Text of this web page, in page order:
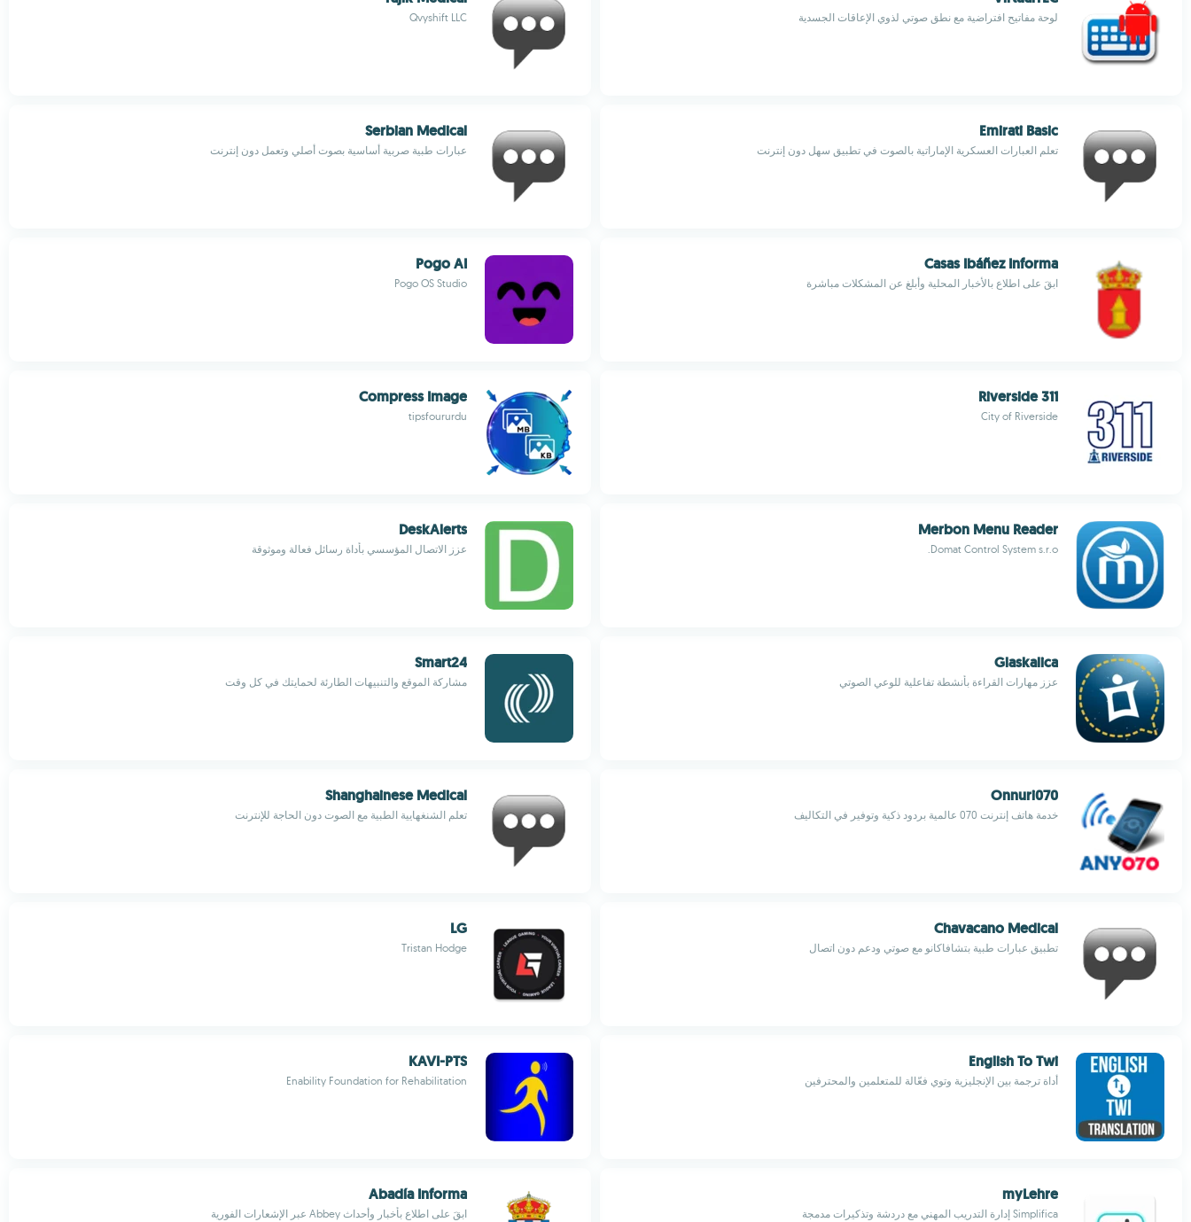
لوحة مفاتيح افتراضية مع نطق صوتي لذوي الإعاقات الجسدية Qvyshift LLC
Emirati Basic
تعلم العبارات العسكرية الإماراتية بالصوت في تطبيق سهل دون إنترنت
Serbian Medical
عبارات طبية صربية أساسية بصوت أصلي وتعمل دون إنترنت
Casas Ibáñez Informa
ابقَ على اطلاع بالأخبار المحلية وأبلغ عن المشكلات مباشرة
Pogo AI
Pogo OS Studio
311 Riverside
City of Riverside
Compress Image
tipsfoururdu
Merbon Menu Reader
Domat Control System s.r.o.
DeskAlerts
عزز الاتصال المؤسسي بأداة رسائل فعالة وموثوقة
Glaskalica
عزز مهارات القراءة بأنشطة تفاعلية للوعي الصوتي
Smart24
مشاركة الموقع والتنبيهات الطارئة لحمايتك في كل وقت
Onnuri070
خدمة هاتف إنترنت 070 عالمية بردود ذكية وتوفير في التكاليف
Shanghainese Medical
تعلم الشنغهايية الطبية مع الصوت دون الحاجة للإنترنت
Chavacano Medical
تطبيق عبارات طبية بتشافاكانو مع صوتي ودعم دون اتصال
LG
Tristan Hodge
English To Twi
أداة ترجمة بين الإنجليزية وتوي فعّالة للمتعلمين والمحترفين
KAVI-PTS
Enability Foundation for Rehabilitation
myLehre
Simplifica إدارة التدريب المهني مع دردشة وتذكيرات مدمجة
Abadía Informa
ابقَ على اطلاع بأخبار وأحداث Abbey عبر الإشعارات الفورية